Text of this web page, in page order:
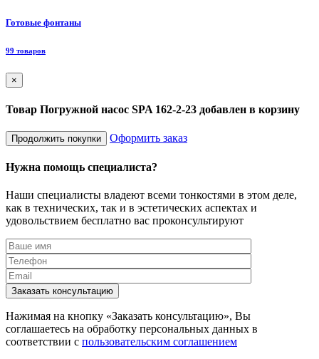
Готовые фонтаны
99 товаров
×
Товар Погружной насос SPA 162-2-23 добавлен в корзину
Продолжить покупки Оформить заказ
Нужна помощь специалиста?
Наши специалисты владеют всеми тонкостями в этом деле,
как в технических, так и в эстетических аспектах и
удовольствием бесплатно вас проконсультируют
Заказать консультацию
Нажимая на кнопку «Заказать консультацию», Вы
соглашаетесь на обработку персональных данных в
соответствии с пользовательским соглашением